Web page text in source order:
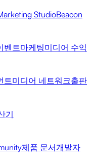
StudioBeacon
벤트마케팅미디어 수익
트미디어 네트워크출판
기
제품 문서개발자